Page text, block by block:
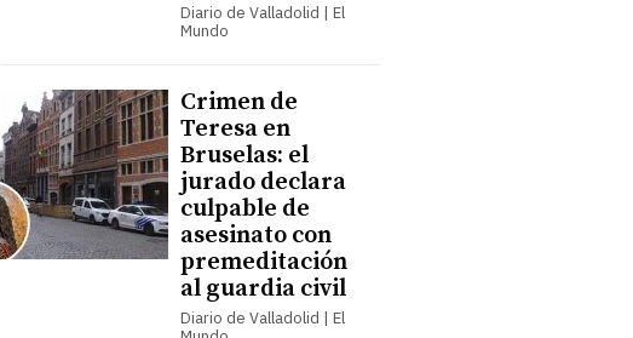
Diario de Valladolid | El
Mundo
Crimen de
Teresa en
Bruselas: el
jurado declara
culpable de
asesinato con
premeditación
al guardia civil
Diario de Valladolid | El